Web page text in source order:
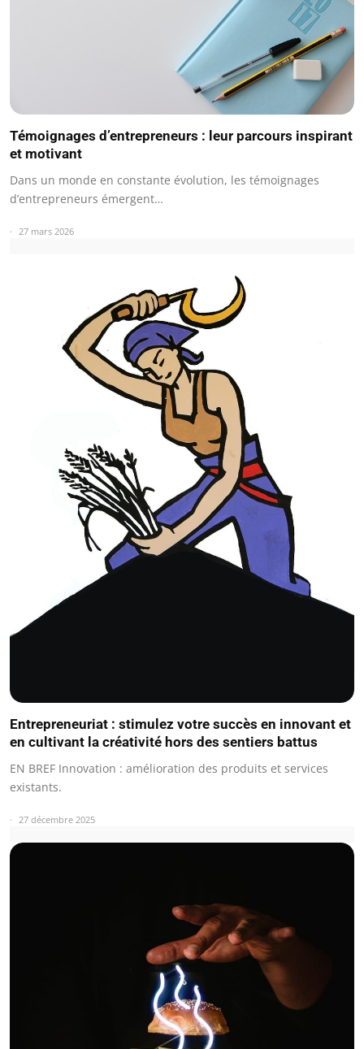
Témoignages d’entrepreneurs : leur parcours inspirant
et motivant
Dans un monde en constante évolution, les témoignages
d’entrepreneurs émergent…
27 mars 2026
Entrepreneuriat : stimulez votre succès en innovant et
en cultivant la créativité hors des sentiers battus
EN BREF Innovation : amélioration des produits et services
existants.
27 décembre 2025